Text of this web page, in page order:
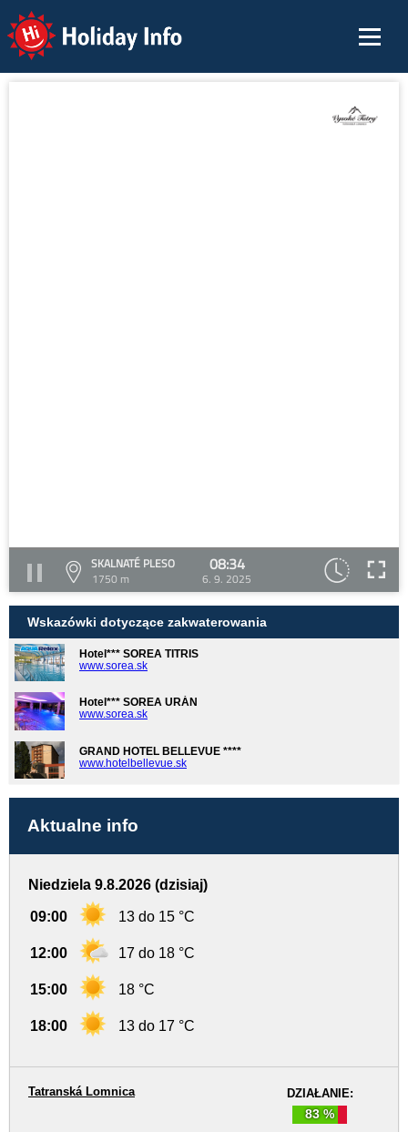
Holiday Info
SKALNATÉ PLESO
1750 m
08:34
6. 9. 2025
Wskazówki dotyczące zakwaterowania
Hotel*** SOREA TITRIS
www.sorea.sk
Hotel*** SOREA URÁN
www.sorea.sk
GRAND HOTEL BELLEVUE ****
www.hotelbellevue.sk
Aktualne info
Niedziela 9.8.2026 (dzisiaj)
09:00 13 do 15 °C
12:00 17 do 18 °C
15:00 18 °C
18:00 13 do 17 °C
DZIAŁANIE:
83 %
Tatranská Lomnica